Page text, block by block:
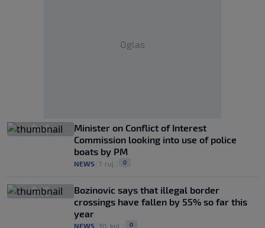
Oglas
Minister on Conflict of Interest
Commission looking into use of police
boats by PM
NEWS 7. ruj. 0
Bozinovic says that illegal border
crossings have fallen by 55% so far this
year
NEWS 30. kol. 0